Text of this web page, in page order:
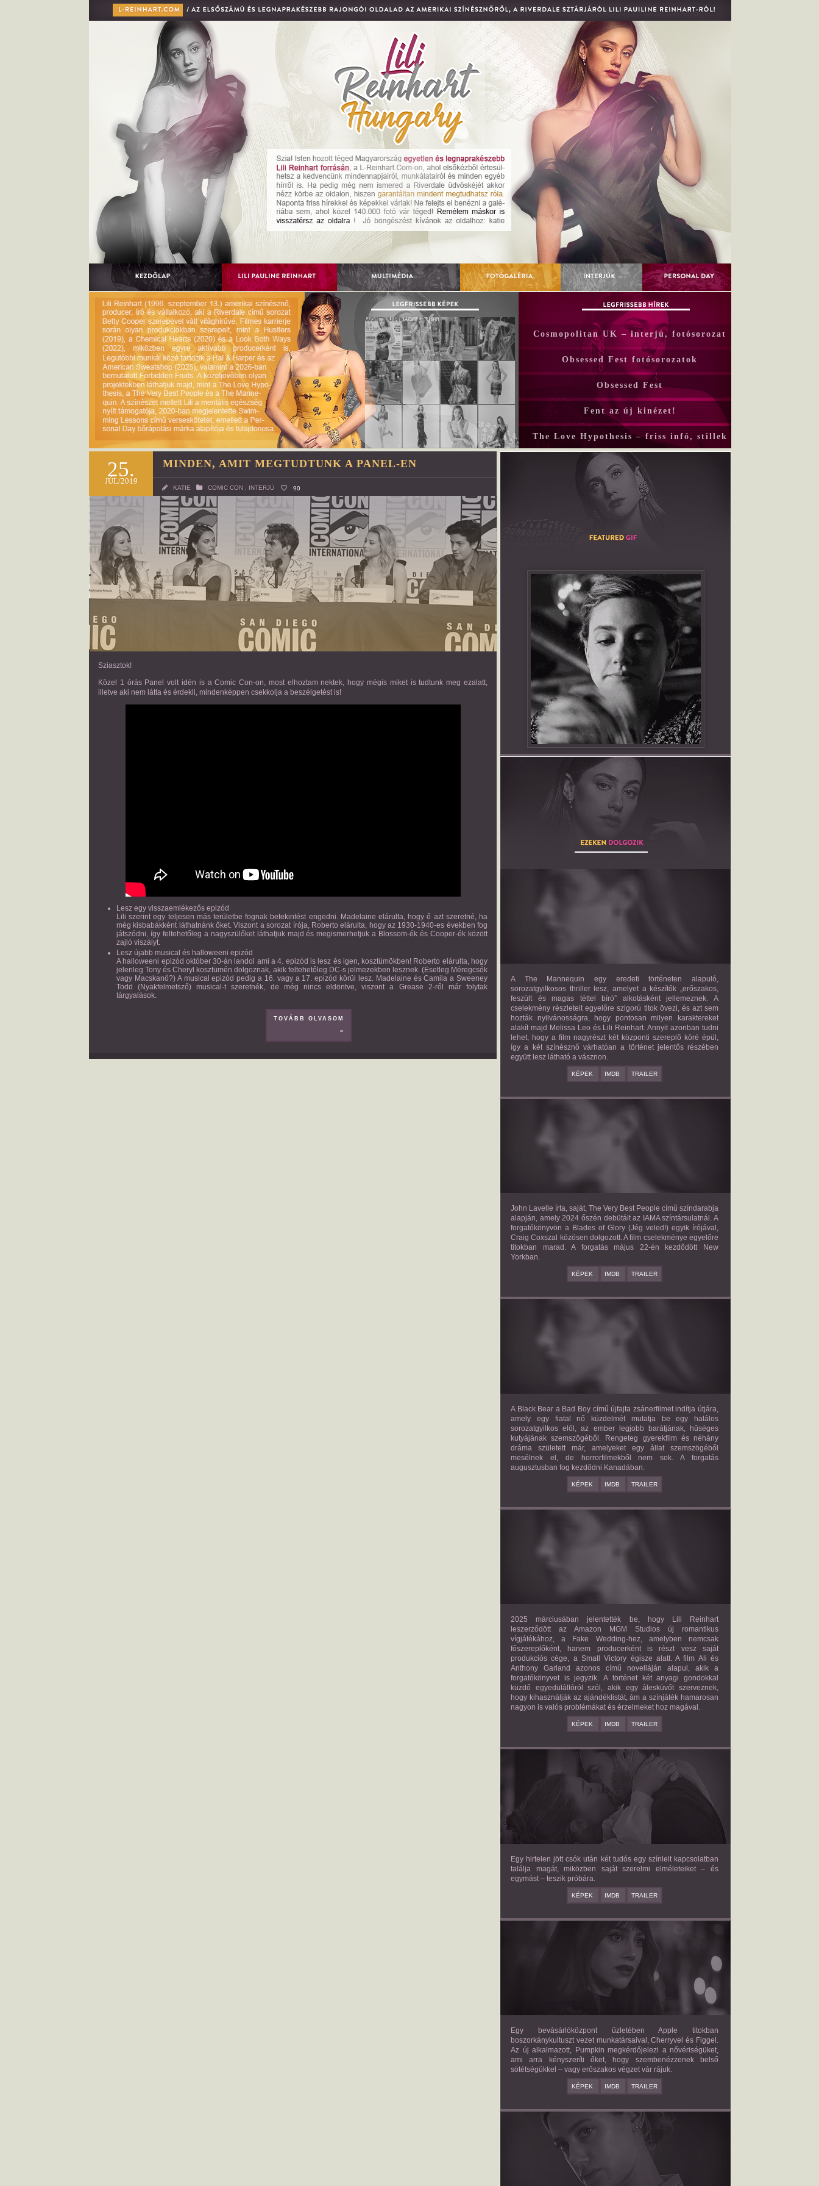
Cosmopolitan UK – interjú, fotósorozat
Obsessed Fest fotósorozatok
Obsessed Fest
Fent az új kinézet!
The Love Hypothesis – friss infó, stillek
THE MANNEQUIN
A The Mannequin egy eredeti történeten alapuló,
sorozatgyilkosos thriller lesz, amelyet a készítők „erőszakos,
feszült és magas téttel bíró” alkotásként jellemeznek. A
cselekmény részleteit egyelőre szigorú titok övezi, és azt sem
hozták nyilvánosságra, hogy pontosan milyen karaktereket
alakít majd Melissa Leo és Lili Reinhart. Annyit azonban tudni
lehet, hogy a film nagyrészt két központi szereplő köré épül,
így a két színésznő várhatóan a történet jelentős részében
együtt lesz látható a vásznon.
KÉPEK IMDB TRAILER
THE VERY BEST PEOPLE
John Lavelle írta, saját, The Very Best People című színdarabja
alapján, amely 2024 őszén debütált az IAMA színtársulatnál. A
forgatókönyvön a Blades of Glory (Jég veled!) egyik írójával,
Craig Coxszal közösen dolgozott. A film cselekménye egyelőre
titokban marad. A forgatás május 22-én kezdődött New
Yorkban.
KÉPEK IMDB TRAILER
BAD BOY
A Black Bear a Bad Boy című újfajta zsánerfilmet indítja útjára,
amely egy fiatal nő küzdelmét mutatja be egy halálos
sorozatgyilkos elől, az ember legjobb barátjának, hűséges
kutyájának szemszögéből. Rengeteg gyerekfilm és néhány
dráma született már, amelyeket egy állat szemszögéből
mesélnek el, de horrorfilmekből nem sok. A forgatás
augusztusban fog kezdődni Kanadában.
KÉPEK IMDB TRAILER
FAKE WEDDING
2025 márciusában jelentették be, hogy Lili Reinhart
leszerződött az Amazon MGM Studios új romantikus
vígjátékához, a Fake Wedding-hez, amelyben nemcsak
főszereplőként, hanem producerként is részt vesz saját
produkciós cége, a Small Victory égisze alatt. A film Ali és
Anthony Garland azonos című novelláján alapul, akik a
forgatókönyvet is jegyzik. A történet két anyagi gondokkal
küzdő egyedülállóról szól, akik egy álesküvőt szerveznek,
hogy kihasználják az ajándéklistát, ám a színjáték hamarosan
nagyon is valós problémákat és érzelmeket hoz magával.
KÉPEK IMDB TRAILER
THE LOVE HYPOTHESIS
2026/09/23
OLIVE SMITH
Egy hirtelen jött csók után két tudós egy színlelt kapcsolatban
találja magát, miközben saját szerelmi elméleteiket – és
egymást – teszik próbára.
KÉPEK IMDB TRAILER
FORBIDDEN FRUITS
2026/03/27
APPLE
Egy bevásárlóközpont üzletében Apple titokban
boszorkánykultuszt vezet munkatársaival, Cherryvel és Figgel.
Az új alkalmazott, Pumpkin megkérdőjelezi a nővériségüket,
ami arra kényszeríti őket, hogy szembenézzenek belső
sötétségükkel – vagy erőszakos végzet vár rájuk.
KÉPEK IMDB TRAILER
AMERICAN SWEATSHOP
DAISY MORIARTY
25.
JÚL/2019
MINDEN, AMIT MEGTUDTUNK A PANEL-EN
KATIE COMIC CON INTERJÚ 90
Sziasztok!
Közel 1 órás Panel volt idén is a Comic Con-on, most elhoztam nektek, hogy mégis miket is tudtunk meg ezalatt,
illetve aki nem látta és érdekli, mindenképpen csekkolja a beszélgetést is!
Lesz egy visszaemlékezős epizód
Lili szerint egy teljesen más területbe fognak betekintést engedni. Madelaine elárulta, hogy ő azt szeretné, ha
még kisbabákként láthatnánk őket. Viszont a sorozat írója, Roberto elárulta, hogy az 1930-1940-es években fog
játszódni, így feltehetőleg a nagyszülőket láthatjuk majd és megismerhetjük a Blossom-ék és Cooper-ék között
zajló viszályt.
Lesz újabb musical és halloweeni epizód
A halloweeni epizód október 30-án landol ami a 4. epizód is lesz és igen, kosztümökben! Roberto elárulta, hogy
jelenleg Tony és Cheryl kosztümén dolgoznak, akik feltehetőleg DC-s jelmezekben lesznek. (Esetleg Méregcsók
vagy Macskanő?) A musical epizód pedig a 16. vagy a 17. epizód körül lesz. Madelaine és Camila a Sweeney
Todd (Nyakfelmetsző) musical-t szeretnék, de még nincs eldöntve, viszont a Grease 2-ről már folytak
tárgyalások.
TOVÁBB OLVASOM
»